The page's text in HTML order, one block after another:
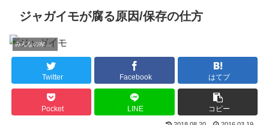
ジャガイモが腐る原因/保存の仕方
みんなの家庭菜園体験談
Twitter Facebook はてブ
Pocket LINE コピー